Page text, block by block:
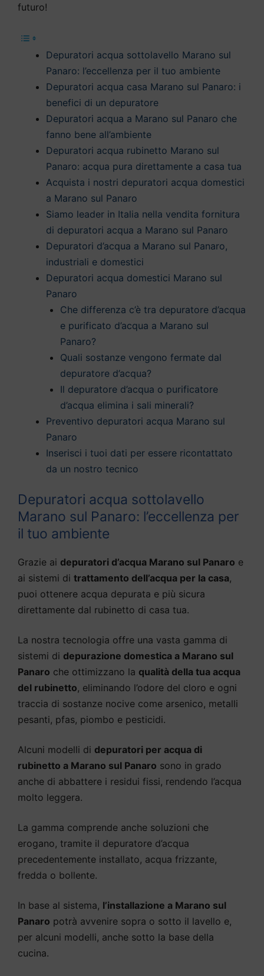
futuro!
Depuratori acqua sottolavello Marano sul
Panaro: l’eccellenza per il tuo ambiente
Depuratori acqua casa Marano sul Panaro: i
benefici di un depuratore
Depuratori acqua a Marano sul Panaro che
fanno bene all’ambiente
Depuratori acqua rubinetto Marano sul
Panaro: acqua pura direttamente a casa tua
Acquista i nostri depuratori acqua domestici
a Marano sul Panaro
Siamo leader in Italia nella vendita fornitura
di depuratori acqua a Marano sul Panaro
Depuratori d’acqua a Marano sul Panaro,
industriali e domestici
Depuratori acqua domestici Marano sul
Panaro
Che differenza c’è tra depuratore d’acqua
e purificato d’acqua a Marano sul
Panaro?
Quali sostanze vengono fermate dal
depuratore d’acqua?
Il depuratore d’acqua o purificatore
d’acqua elimina i sali minerali?
Preventivo depuratori acqua Marano sul
Panaro
Inserisci i tuoi dati per essere ricontattato
da un nostro tecnico
Depuratori acqua sottolavello
Marano sul Panaro: l’eccellenza per
il tuo ambiente
Grazie ai depuratori d’acqua Marano sul Panaro e
ai sistemi di trattamento dell’acqua per la casa,
puoi ottenere acqua depurata e più sicura
direttamente dal rubinetto di casa tua.
La nostra tecnologia offre una vasta gamma di
sistemi di depurazione domestica a Marano sul
Panaro che ottimizzano la qualità della tua acqua
del rubinetto, eliminando l’odore del cloro e ogni
traccia di sostanze nocive come arsenico, metalli
pesanti, pfas, piombo e pesticidi.
Alcuni modelli di depuratori per acqua di
rubinetto a Marano sul Panaro sono in grado
anche di abbattere i residui fissi, rendendo l’acqua
molto leggera.
La gamma comprende anche soluzioni che
erogano, tramite il depuratore d’acqua
precedentemente installato, acqua frizzante,
fredda o bollente.
In base al sistema, l’installazione a Marano sul
Panaro potrà avvenire sopra o sotto il lavello e,
per alcuni modelli, anche sotto la base della
cucina.